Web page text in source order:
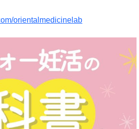
orientalmedicinelab